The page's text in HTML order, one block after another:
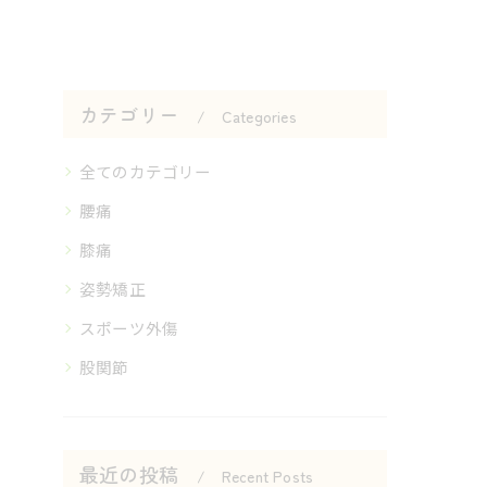
カテゴリー Categories
全てのカテゴリー
腰痛
膝痛
姿勢矯正
スポーツ外傷
股関節
最近の投稿 Recent Posts